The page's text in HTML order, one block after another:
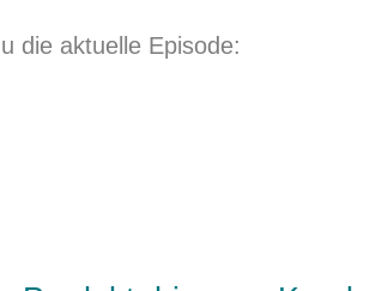
die aktuelle Episode: